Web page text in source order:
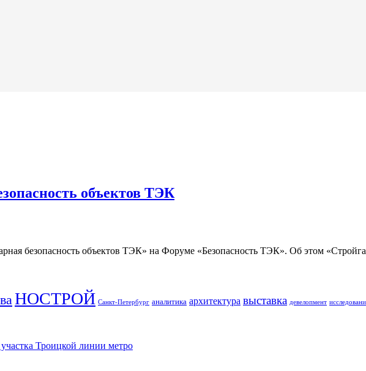
объектов ТЭК
безопасность объектов ТЭК» на Форуме «Безопасность ТЭК». Об этом
НОСТРОЙ Санкт-Петербург аналитика архитектура выставка девелопмент
Троицкой линии метро